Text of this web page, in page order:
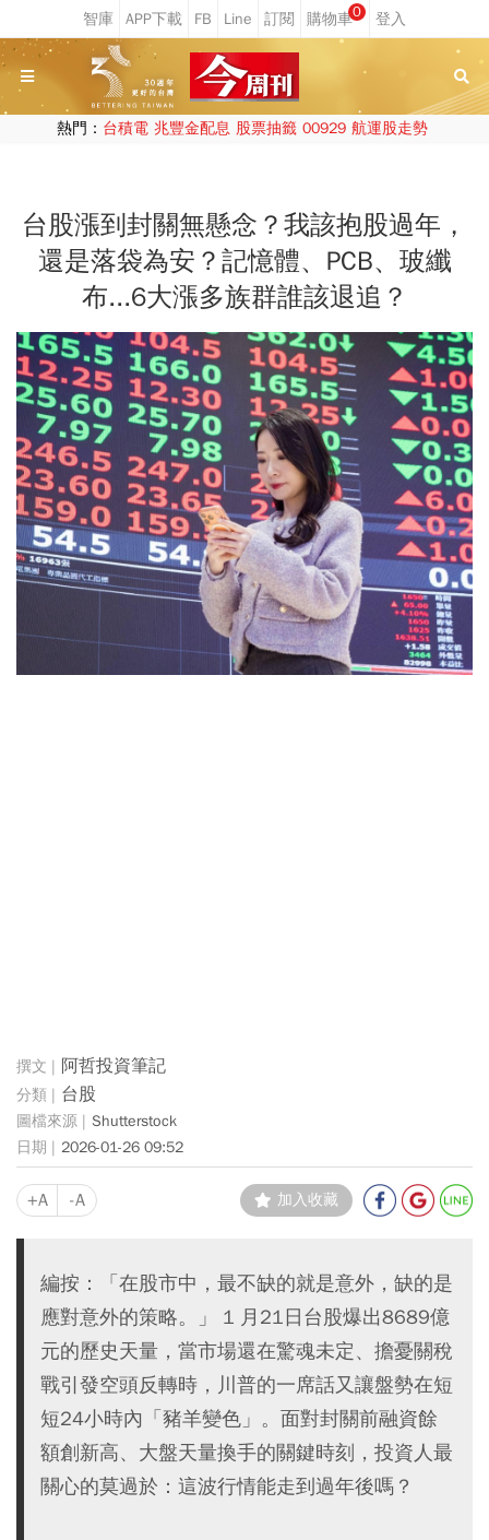
0
熱門： 台積電 兆豐金配息 股票抽籤 00929 航運股走勢
台股漲到封關無懸念？我該抱股過年，
還是落袋為安？記憶體、PCB、玻纖
布...6大漲多族群誰該退追？
阿哲投資筆記
台股
Shutterstock
2026-01-26 09:52
+A -A 加入收藏
編按：「在股市中，最不缺的就是意外，缺的是
應對意外的策略。」 1 月21日台股爆出8689億
元的歷史天量，當市場還在驚魂未定、擔憂關稅
戰引發空頭反轉時，川普的一席話又讓盤勢在短
短24小時內「豬羊變色」。面對封關前融資餘
額創新高、大盤天量換手的關鍵時刻，投資人最
關心的莫過於：這波行情能走到過年後嗎？